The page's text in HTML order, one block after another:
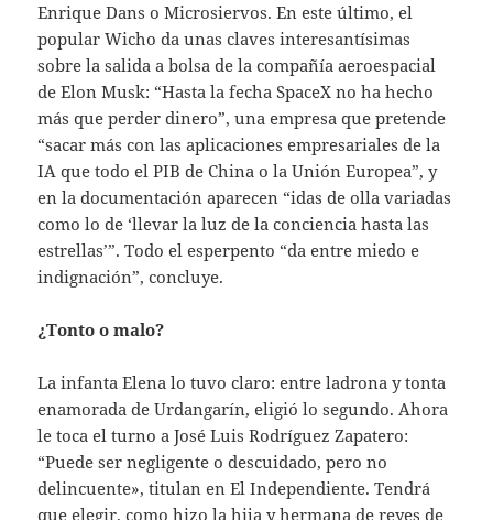
Enrique Dans o Microsiervos. En este último, el
popular Wicho da unas claves interesantísimas
sobre la salida a bolsa de la compañía aeroespacial
de Elon Musk: “Hasta la fecha SpaceX no ha hecho
más que perder dinero”, una empresa que pretende
“sacar más con las aplicaciones empresariales de la
IA que todo el PIB de China o la Unión Europea”, y
en la documentación aparecen “idas de olla variadas
como lo de ‘llevar la luz de la conciencia hasta las
estrellas’”. Todo el esperpento “da entre miedo e
indignación”, concluye.
¿Tonto o malo?
La infanta Elena lo tuvo claro: entre ladrona y tonta
enamorada de Urdangarín, eligió lo segundo. Ahora
le toca el turno a José Luis Rodríguez Zapatero:
“Puede ser negligente o descuidado, pero no
delincuente», titulan en El Independiente. Tendrá
que elegir, como hizo la hija y hermana de reyes de